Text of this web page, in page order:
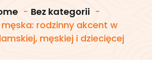
- Bez kategorii -
rodzinny akcent w
męskiej i dziecięcej